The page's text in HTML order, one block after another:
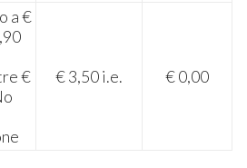
a €
€
€ 3,50 i.e. € 0,00​